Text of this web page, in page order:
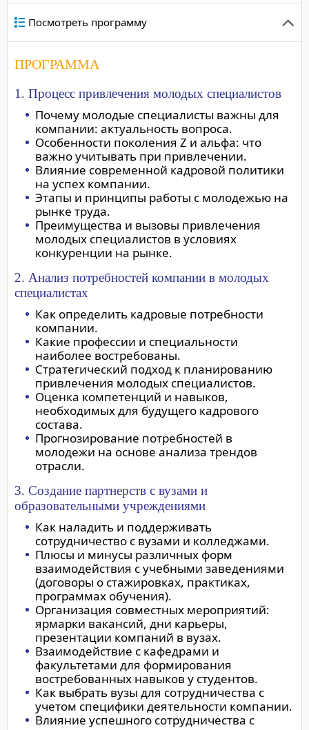
Посмотреть программу
ПРОГРАММА
1. Процесс привлечения молодых специалистов
Почему молодые специалисты важны для
компании: актуальность вопроса.
Особенности поколения Z и альфа: что
важно учитывать при привлечении.
Влияние современной кадровой политики
на успех компании.
Этапы и принципы работы с молодежью на
рынке труда.
Преимущества и вызовы привлечения
молодых специалистов в условиях
конкуренции на рынке.
2. Анализ потребностей компании в молодых
специалистах
Как определить кадровые потребности
компании.
Какие профессии и специальности
наиболее востребованы.
Стратегический подход к планированию
привлечения молодых специалистов.
Оценка компетенций и навыков,
необходимых для будущего кадрового
состава.
Прогнозирование потребностей в
молодежи на основе анализа трендов
отрасли.
3. Создание партнерств с вузами и
образовательными учреждениями
Как наладить и поддерживать
сотрудничество с вузами и колледжами.
Плюсы и минусы различных форм
взаимодействия с учебными заведениями
(договоры о стажировках, практиках,
программах обучения).
Организация совместных мероприятий:
ярмарки вакансий, дни карьеры,
презентации компаний в вузах.
Взаимодействие с кафедрами и
факультетами для формирования
востребованных навыков у студентов.
Как выбрать вузы для сотрудничества с
учетом специфики деятельности компании.
Влияние успешного сотрудничества с